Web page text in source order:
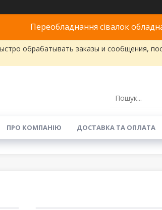
Переобладнання сівалок
обрабатывать заказы и сообщения,
ПРО КОМПАНІЮ ДОСТАВКА ТА ОПЛАТА